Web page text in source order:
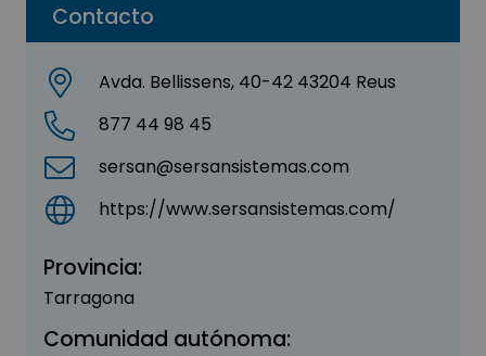
Contacto
Avda. Bellissens, 40-42 43204 Reus
877 44 98 45
sersan@sersansistemas.com
https://www.sersansistemas.com/
Provincia:
Tarragona
Comunidad autónoma: